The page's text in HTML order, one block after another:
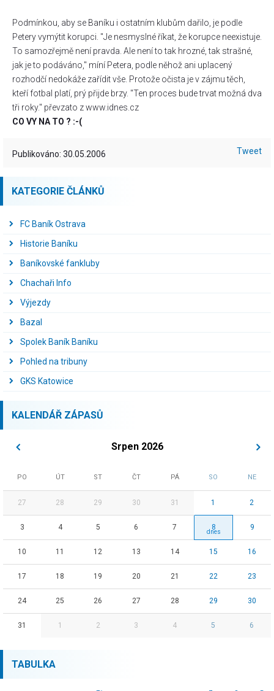
Podmínkou, aby se Baníku i ostatním klubům dařilo, je podle
Petery vymýtit korupci. "Je nesmyslné říkat, že korupce neexistuje.
To samozřejmě není pravda. Ale není to tak hrozné, tak strašné,
jak je to podáváno," míní Petera, podle něhož ani uplacený
rozhodčí nedokáže zařídit vše. Protože očista je v zájmu těch,
kteří fotbal platí, prý přijde brzy. "Ten proces bude trvat možná dva
tři roky." převzato z www.idnes.cz
CO VY NA TO ? :-(
Publikováno: 30.05.2006 Tweet
KATEGORIE ČLÁNKŮ
FC Baník Ostrava
Historie Baníku
Baníkovské fankluby
Chachaři Info
Výjezdy
Bazal
Spolek Baník Baníku
Pohled na tribuny
GKS Katowice
KALENDÁŘ ZÁPASŮ
Srpen 2026
PO ÚT ST ČT PÁ SO NE
27 28 29 30 31 1 2
3 4 5 6 7 8 9
10 11 12 13 14 15 16
17 18 19 20 21 22 23
24 25 26 27 28 29 30
31 1 2 3 4 5 6
TABULKA